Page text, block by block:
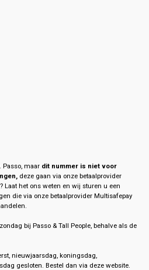
Passo, maar dit nummer is niet voor
deze gaan via onze betaalprovider
Laat het ons weten en wij sturen u een
die via onze betaalprovider Multisafepay
bij Passo & Tall People, behalve als de
nieuwjaarsdag, koningsdag,
gesloten. Bestel dan via deze website.